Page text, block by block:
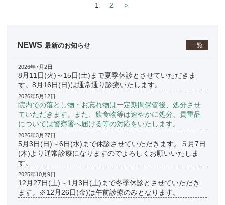
1 2 >
NEWS 最新のお知らせ 一覧
2026年7月2日
8月11日(火)～15日(土)まで夏季休診とさせていただきま
す。8月16日(日)は通常通り診療いたします。
2026年5月12日
院内での落とし物・お忘れ物は一定期間保管後、処分させ
ていただきます。また、飲食物等は速やかに処分、貴重品
については警察署へ届ける等の対応をいたします。
2026年3月27日
5月3日(日)～6日(水)まで休診させていただきます。５月7日
(木)より通常診療になりますのでよろしくお願いいたしま
す。
2025年10月9日
12月27日(土)～1月3日(土)まで冬季休診とさせていただき
ます。※12月26日(金)は午前診療のみとなります。